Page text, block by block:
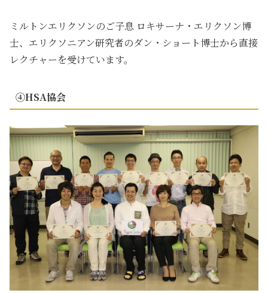
ミルトンエリクソンのご子息 ロキサーナ・エリクソン博
士、エリクソニアン研究者のダン・ショート博士から直接
レクチャーを受けています。
④HSA協会